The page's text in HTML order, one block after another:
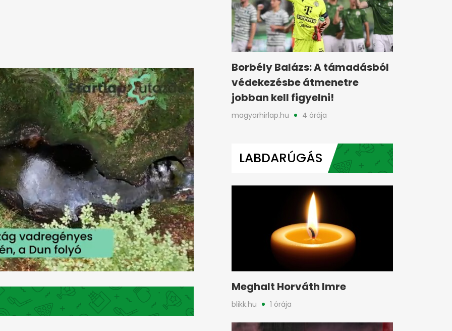
Borbély Balázs: A támadásból
védekezésbe átmenetre
jobban kell figyelni!
magyarhirlap.hu 4 órája
LABDARÚGÁS
Meghalt Horváth Imre
blikk.hu 1 órája